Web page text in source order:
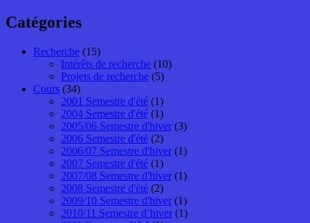
Catégories
Recherche (15)
Intérêts de recherche (10)
Projets de recherche (5)
Cours (34)
2001 Semestre d'été (1)
2004 Semestre d'été (1)
2005/06 Semestre d'hiver (3)
2006 Semestre d'été (2)
2006/07 Semestre d'hiver (1)
2007 Semestre d'été (1)
2007/08 Semestre d'hiver (1)
2008 Semestre d'été (2)
2009/10 Semestre d'hiver (1)
2010/11 Semestre d’hiver (1)